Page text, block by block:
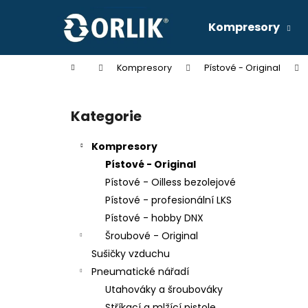
Kompresory
Domů Kompresory Pístové - Original
Přeskočit
kategorie
Kategorie
Kompresory
Pístové - Original
Pístové - Oilless bezolejové
Pístové - profesionální LKS
Pístové - hobby DNX
Šroubové - Original
Sušičky vzduchu
Pneumatické nářadí
Utahováky a šroubováky
í
Zpět
do
Zpět
do
KOMPRESOR SKS 17/270
49 990 Kč